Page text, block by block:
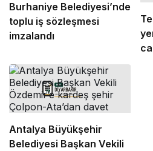
Burhaniye Belediyesi’nde
toplu iş sözleşmesi
imzalandı
Antalya Büyükşehir
Belediyesi Başkan Vekili